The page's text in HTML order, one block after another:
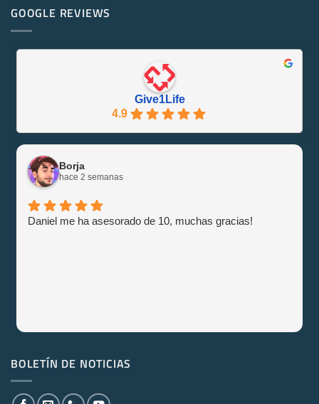
Friendly
y
Give1Life!
PowerEdge
M1000e
Información
GOOGLE REVIEWS
Give1Life
4.9
Borja
hace 2 semanas
Daniel me ha asesorado de 10, muchas gracias!
BOLETÍN DE NOTICIAS